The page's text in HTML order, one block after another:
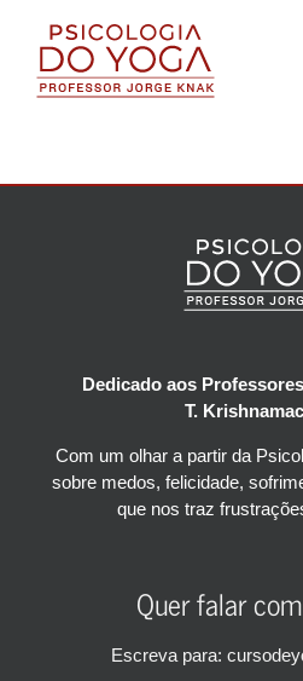
conteúdo
Dedicado aos
T.
Com um olhar a partir da
sobre medos, felicidade,
que nos traz
Quer falar
Escreva para: